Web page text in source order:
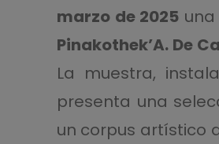
marzo de 2025
Pinakothek’A. De
La muestra,
presenta una
un corpus artístico